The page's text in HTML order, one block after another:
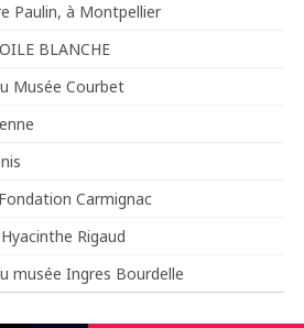
Paulin, à Montpellier
BLANCHE
Musée Courbet
Carmignac
Rigaud
musée Ingres Bourdelle